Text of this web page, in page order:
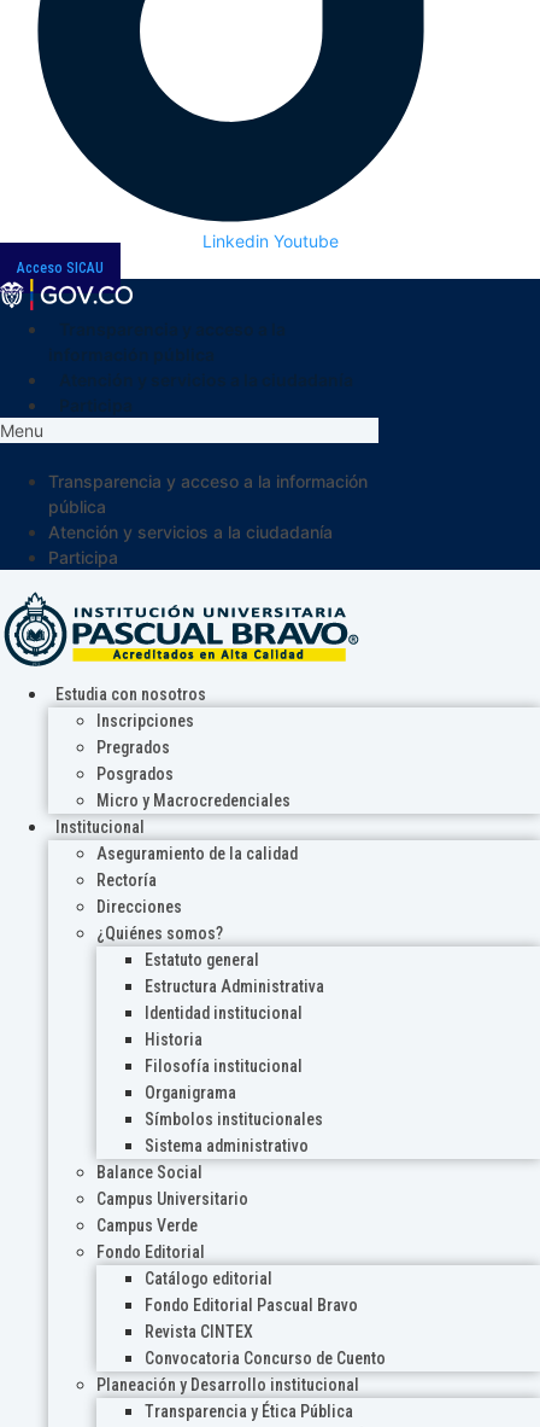
Linkedin Youtube
Acceso SICAU
Menu
Transparencia y acceso a la información
pública
Atención y servicios a la ciudadanía
Participa
Estudia con nosotros
Inscripciones
Pregrados
Posgrados
Micro y Macrocredenciales
Institucional
Aseguramiento de la calidad
Rectoría
Direcciones
¿Quiénes somos?
Estatuto general
Estructura Administrativa
Identidad institucional
Historia
Filosofía institucional
Organigrama
Símbolos institucionales
Sistema administrativo
Balance Social
Campus Universitario
Campus Verde
Fondo Editorial
Catálogo editorial
Fondo Editorial Pascual Bravo
Revista CINTEX
Convocatoria Concurso de Cuento
Planeación y Desarrollo institucional
Transparencia y Ética Pública